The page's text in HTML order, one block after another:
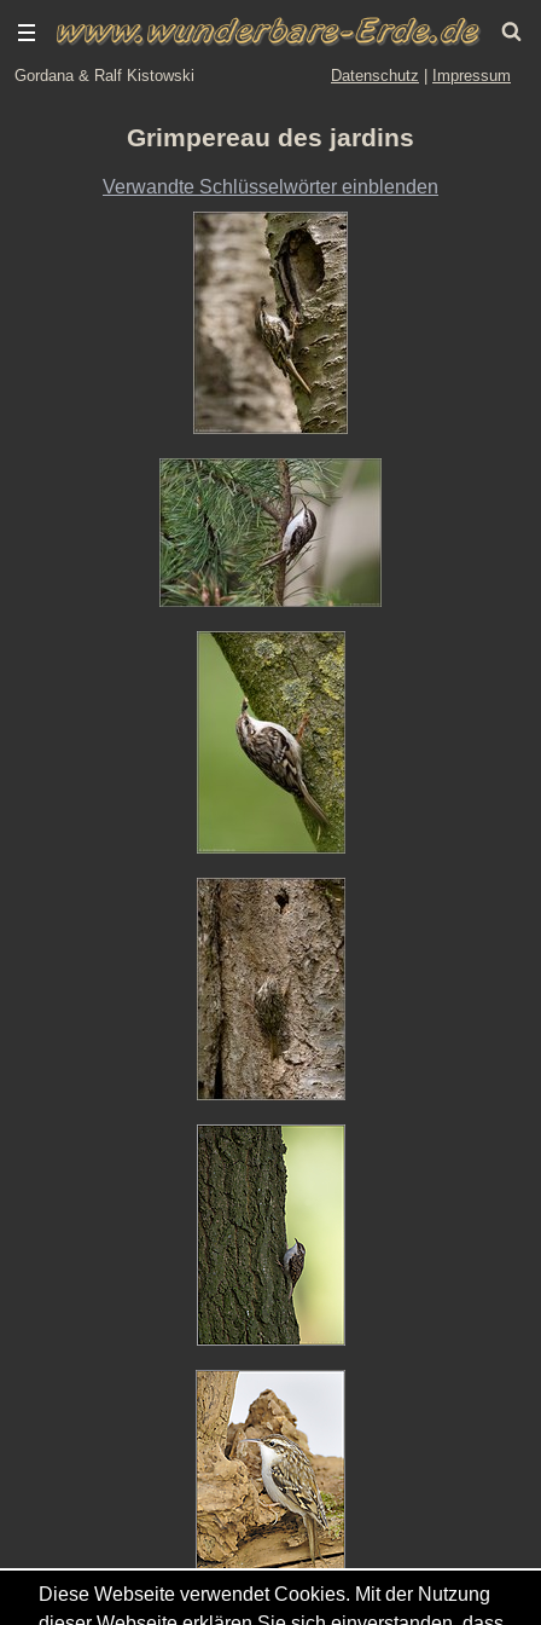
Gordana & Ralf Kistowski Datenschutz Impressum
Grimpereau des jardins
Verwandte Schlüsselwörter einblenden
Diese Webseite verwendet Cookies. Mit der Nutzung